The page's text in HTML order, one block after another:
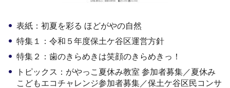
表紙：初夏を彩る ほどがやの自然
特集１：令和５年度保土ケ谷区運営方針
特集２：歯のきらめきは笑顔のきらめきっ！
トピックス：がやっこ夏休み教室 参加者募集／夏休み
こどもエコチャレンジ参加者募集／保土ケ谷区民コンサ